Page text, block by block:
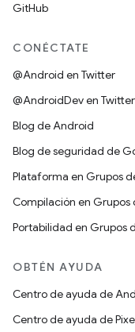
GitHub
CONÉCTATE
@Android en Twitter
@AndroidDev en Twitter
Blog de Android
Blog de seguridad de
Plataforma en Grupos
Compilación en Grupos
Portabilidad en Grupos
OBTÉN AYUDA
Centro de ayuda de
Centro de ayuda de